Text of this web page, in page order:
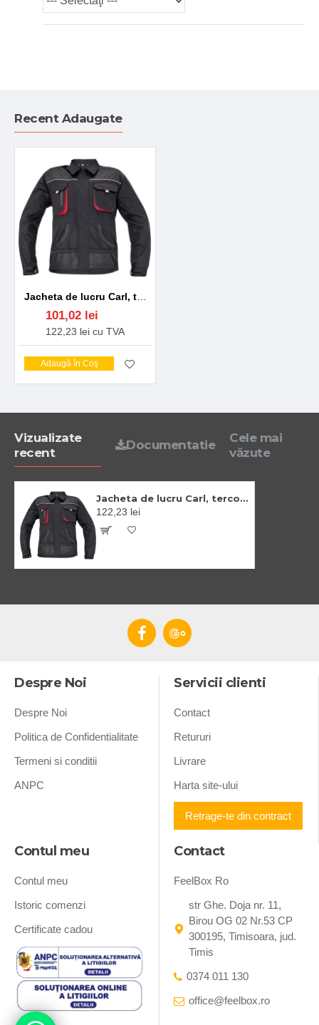
Recent Adaugate
101,02 lei
122,23 lei cu TVA
Adaugă în Coş
Vizualizate
recent
Documentatie
Cele mai
văzute
Jacheta de lucru Carl, tercot 235 g/m2, Negru-rosu
122,23 lei
Despre Noi
Despre Noi
Politica de Confidentialitate
Termeni si conditii
ANPC
Servicii clienti
Contact
Retururi
Livrare
Harta site-ului
Retrage-te din contract
Contul meu
Contul meu
Istoric comenzi
Certificate cadou
Contact
FeelBox Ro
str Ghe. Doja nr. 11,
Birou OG 02 Nr.53 CP
300195, Timisoara, jud.
Timis
0374 011 130
office@feelbox.ro